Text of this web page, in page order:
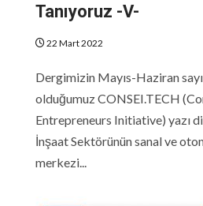
Tanıyoruz -V-
22 Mart 2022
Dergimizin Mayıs-Haziran
olduğumuz CONSEI.TECH
Entrepreneurs Initiative) yazı
İnşaat Sektörünün sanal ve
merkezi...